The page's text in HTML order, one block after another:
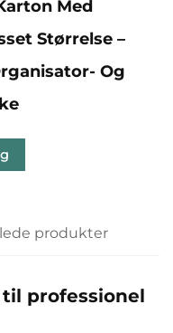
Med
Størrelse –
Og
produkter
professionel